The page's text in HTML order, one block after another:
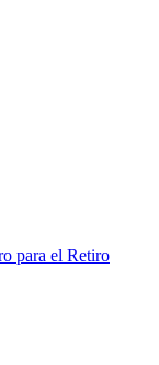
para el Retiro